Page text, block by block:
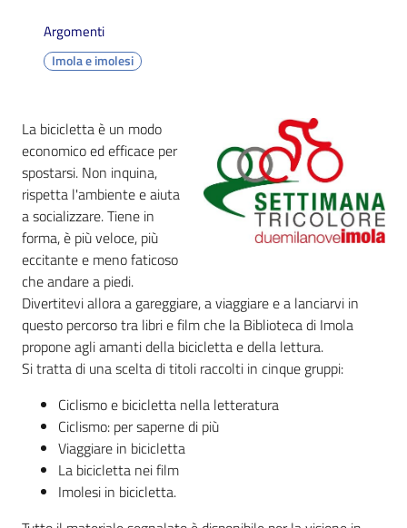
fare
i
contenuti
Risorse
online
Casa
Piani
Archivio
storico
Decentrate
Argomenti
Imola e imolesi
La bicicletta è un modo
economico ed efficace per
spostarsi. Non inquina,
rispetta l'ambiente e aiuta
a socializzare. Tiene in
forma, è più veloce, più
eccitante e meno faticoso
che andare a piedi.
Divertitevi allora a gareggiare, a viaggiare e a lanciarvi in
questo percorso tra libri e film che la Biblioteca di Imola
propone agli amanti della bicicletta e della lettura.
Si tratta di una scelta di titoli raccolti in cinque gruppi:
Ciclismo e bicicletta nella letteratura
Ciclismo: per saperne di più
Viaggiare in bicicletta
La bicicletta nei film
Imolesi in bicicletta.